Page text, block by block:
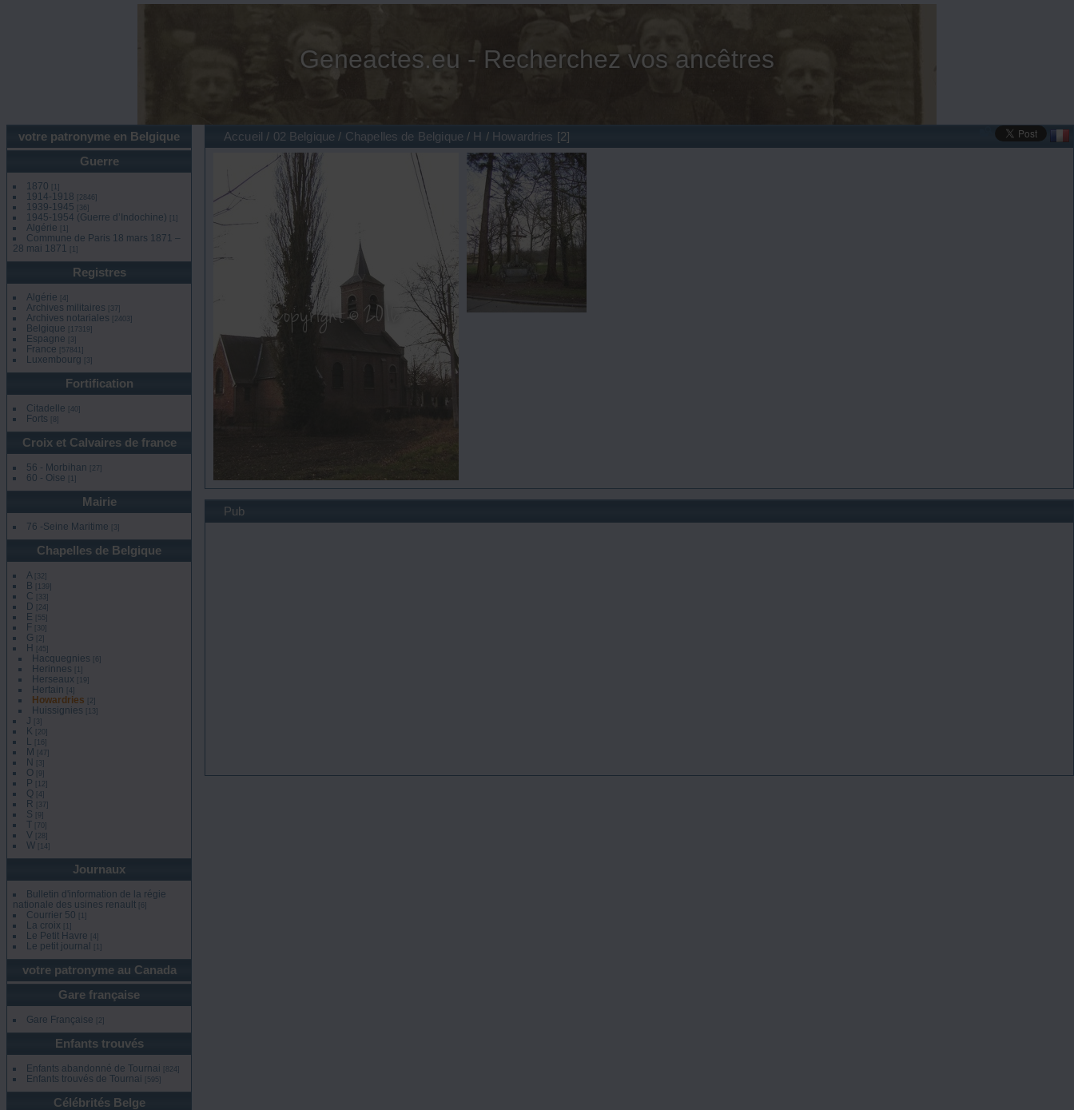
Geneactes.eu - Recherchez vos ancêtres
votre patronyme en Belgique
Guerre
1870 [1]
1914-1918 [2846]
1939-1945 [36]
1945-1954 (Guerre d’Indochine) [1]
Algérie [1]
Commune de Paris 18 mars 1871 –
28 mai 1871
[1]
Registres
Algérie [4]
Archives militaires [37]
Archives notariales [2403]
Belgique [17319]
Espagne [3]
France [57841]
Luxembourg [3]
Fortification
Citadelle [40]
Forts [8]
Croix et Calvaires de france
56 - Morbihan [27]
60 - Oise [1]
Mairie
76 -Seine Maritime [3]
Chapelles de Belgique
A [32]
B [139]
C [33]
D [24]
E [55]
F [30]
G [2]
H [45]
Hacquegnies [6]
Herinnes [1]
Herseaux [19]
Hertain [4]
Howardries [2]
Huissignies [13]
J [3]
K [20]
L [16]
M [47]
N [3]
O [9]
P [12]
Q [4]
R [37]
S [9]
T [70]
V [28]
W [14]
Journaux
Bulletin d'information de la régie
nationale des usines renault [6]
Courrier 50 [1]
La croix [1]
Le Petit Havre [4]
Le petit journal [1]
votre patronyme au Canada
Gare française
Gare Française [2]
Enfants trouvés
Enfants abandonné de Tournai [824]
Enfants trouvés de Tournai [595]
Célébrités Belge
Accueil / 02 Belgique / Chapelles de Belgique / H / Howardries 2
howardries01
vue 839 fois
Pub